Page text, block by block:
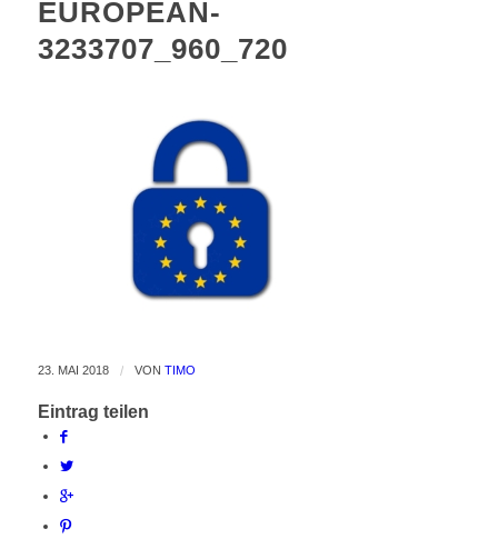
EUROPEAN-
3233707_960_720
23. MAI 2018 / VON TIMO
Eintrag teilen